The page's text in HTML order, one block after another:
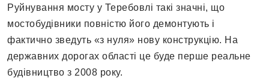
Руйнування мосту у Теребовлі такі значні, що
мостобудівники повністю його демонтують і
фактично зведуть «з нуля» нову конструкцію. На
державних дорогах області це буде перше реальне
будівництво з 2008 року.